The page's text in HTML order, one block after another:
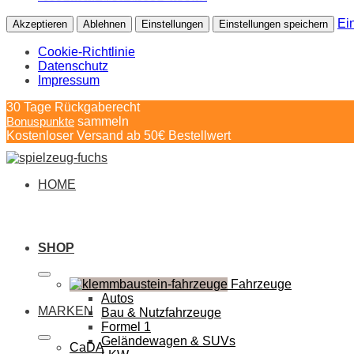
Akzeptieren Ablehnen Einstellungen Einstellungen speichern
Cookie-Richtlinie
Datenschutz
Impressum
Springe
zum
Inhalt
30 Tage Rückgaberecht
Bonuspunkte sammeln
Kostenloser Versand ab 50€ Bestellwert
HOME
SHOP
Fahrzeuge
Autos
Bau & Nutzfahrzeuge
Formel 1
Geländewagen & SUVs
MARKEN
CaDA